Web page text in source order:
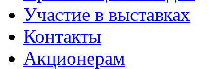
Участие в выставках
Контакты
Акционерам